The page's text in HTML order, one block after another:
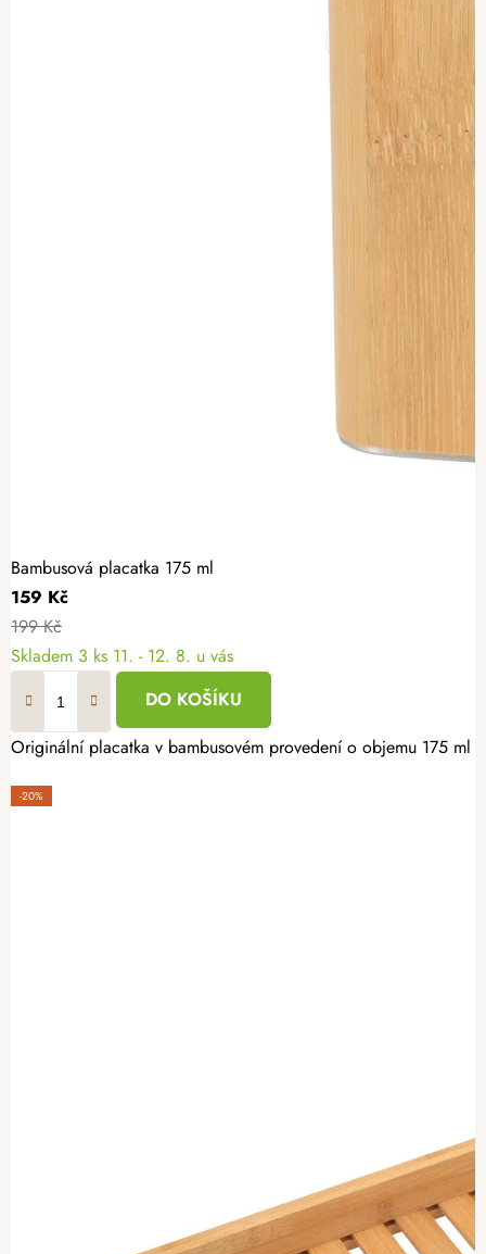
Bambusová placatka 175 ml
159 Kč
199 Kč
Skladem 3 ks 11. - 12. 8. u vás
DO KOŠÍKU
Originální placatka v bambusovém provedení o objemu 175 ml
-20%